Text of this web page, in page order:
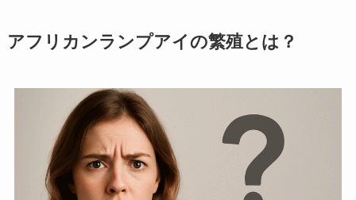
アフリカンランプアイの繁殖とは？